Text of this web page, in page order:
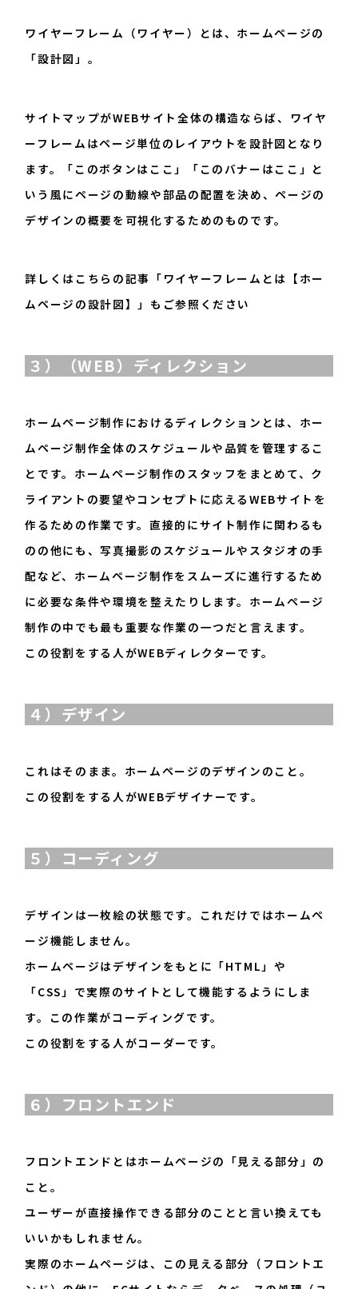
ワイヤーフレーム（ワイヤー）とは、ホームページの
「設計図」。
サイトマップがWEBサイト全体の構造ならば、ワイヤ
ーフレームはページ単位のレイアウトを設計図となり
ます。「このボタンはここ」「このバナーはここ」と
いう風にページの動線や部品の配置を決め、ページの
デザインの概要を可視化するためのものです。
詳しくはこちらの記事「 ワイヤーフレームとは【ホー
ムページの設計図】
」もご参照ください
３）（WEB）ディレクション
ホームページ制作におけるディレクションとは、ホー
ムページ制作全体のスケジュールや品質を管理するこ
とです。ホームページ制作のスタッフをまとめて、ク
ライアントの要望やコンセプトに応えるWEBサイトを
作るための作業です。直接的にサイト制作に関わるも
のの他にも、写真撮影のスケジュールやスタジオの手
配など、ホームページ制作をスムーズに進行するため
に必要な条件や環境を整えたりします。ホームページ
制作の中でも最も重要な作業の一つだと言えます。
この役割をする人がWEBディレクターです。
４）デザイン
これはそのまま。ホームページのデザインのこと。
この役割をする人がWEBデザイナーです。
５）コーディング
デザインは一枚絵の状態です。これだけではホームペ
ージ機能しません。
ホームページはデザインをもとに「HTML」や
「CSS」で実際のサイトとして機能するようにしま
す。この作業がコーディングです。
この役割をする人がコーダーです。
６）フロントエンド
フロントエンドとはホームページの「見える部分」の
こと。
ユーザーが直接操作できる部分のことと言い換えても
いいかもしれません。
実際のホームページは、この見える部分（フロントエ